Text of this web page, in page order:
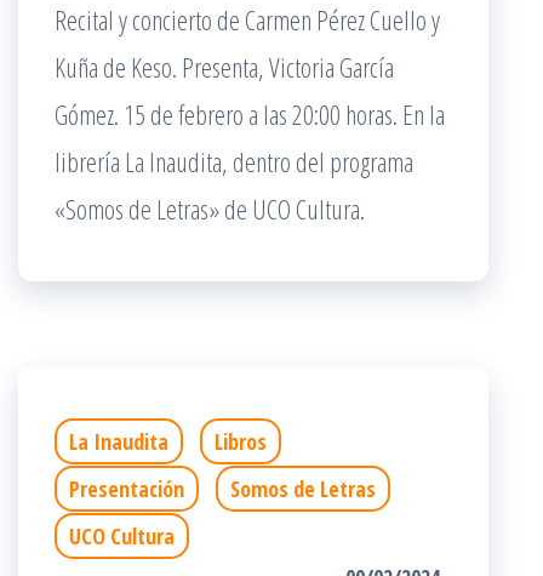
Recital y concierto de Carmen Pérez Cuello y
Kuña de Keso. Presenta, Victoria García
Gómez. 15 de febrero a las 20:00 horas. En la
librería La Inaudita, dentro del programa
«Somos de Letras» de UCO Cultura.
La Inaudita
Libros
Presentación
Somos de Letras
UCO Cultura